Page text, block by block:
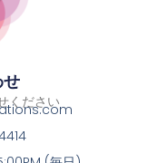
ください